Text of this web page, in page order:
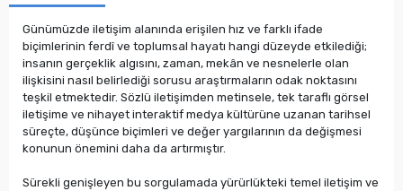
Günümüzde iletişim alanında erişilen hız ve farklı ifade
biçimlerinin ferdî ve toplumsal hayatı hangi düzeyde etkilediği;
insanın gerçeklik algısını, zaman, mekân ve nesnelerle olan
ilişkisini nasıl belirlediği sorusu araştırmaların odak noktasını
teşkil etmektedir. Sözlü iletişimden metinsele, tek taraflı görsel
iletişime ve nihayet interaktif medya kültürüne uzanan tarihsel
süreçte, düşünce biçimleri ve değer yargılarının da değişmesi
konunun önemini daha da artırmıştır.
Sürekli genişleyen bu sorgulamada yürürlükteki temel iletişim ve